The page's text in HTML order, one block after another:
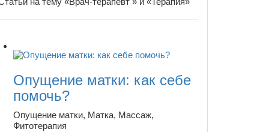
Опущение матки: как себе
помочь?
Опущение матки, Матка, Массаж,
Фитотерапия